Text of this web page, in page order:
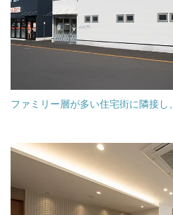
ファミリー層が多い住宅街に隣接し